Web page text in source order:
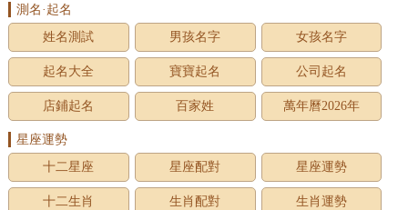
測名·起名
姓名測試
男孩名字 女孩名字
起名大全 寶寶起名 公司起名
店鋪起名 百家姓 萬年曆2026年
星座運勢
十二星座
星座配對 星座運勢
十二生肖 生肖配對 生肖運勢